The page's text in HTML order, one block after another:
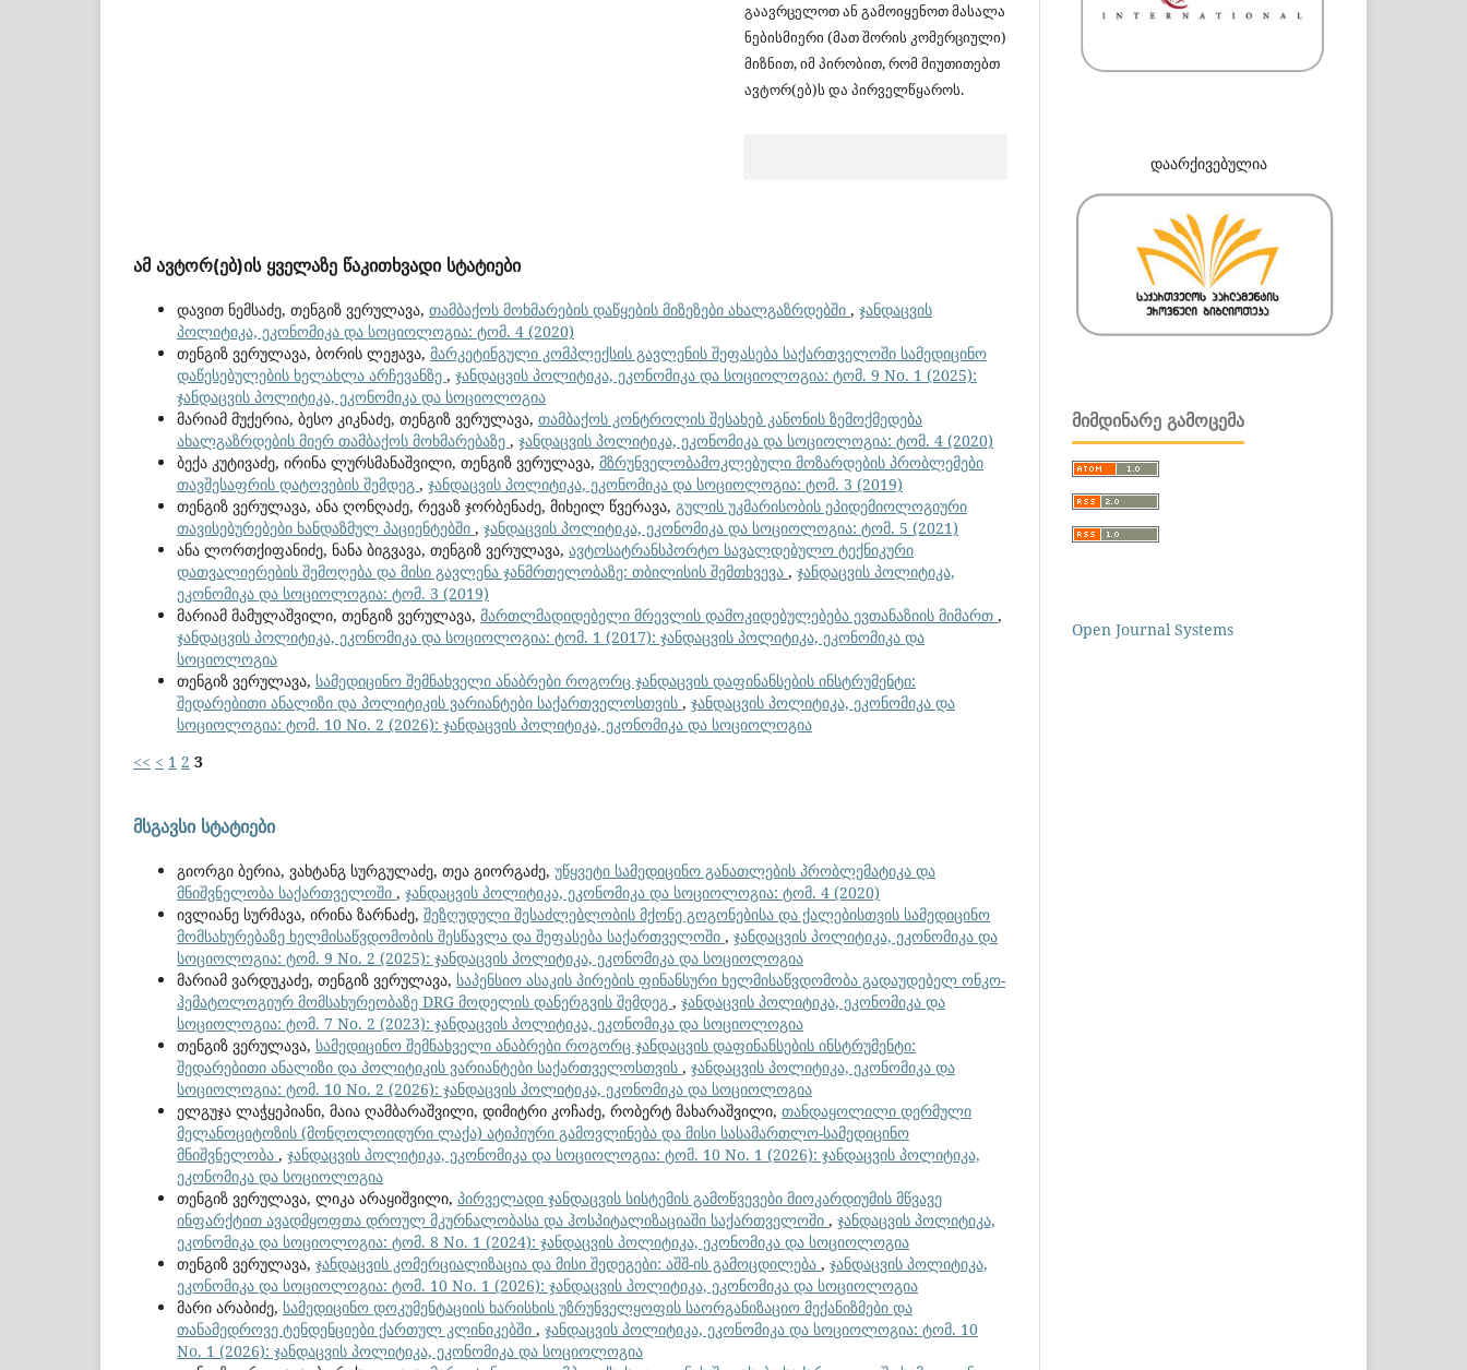
გაავრცელოთ ან გამოიყენოთ მასალა
ნებისმიერი (მათ შორის კომერციული)
მიზნით, იმ პირობით, რომ მიუთითებთ
ავტორ(ებ)ს და პირველწყაროს.
ამ ავტორ(ებ)ის ყველაზე წაკითხვადი სტატიები
დავით ნემსაძე, თენგიზ ვერულავა, თამბაქოს მოხმარების დაწყების მიზეზები ახალგაზრდებში , ჯანდაცვის
პოლიტიკა, ეკონომიკა და სოციოლოგია: ტომ. 4 (2020)
თენგიზ ვერულავა, ბორის ლეჟავა, მარკეტინგული კომპლექსის გავლენის შეფასება საქართველოში სამედიცინო
დაწესებულების ხელახლა არჩევანზე , ჯანდაცვის პოლიტიკა, ეკონომიკა და სოციოლოგია: ტომ. 9 No. 1 (2025):
ჯანდაცვის პოლიტიკა, ეკონომიკა და სოციოლოგია
მარიამ მუქერია, ბესო კიკნაძე, თენგიზ ვერულავა, თამბაქოს კონტროლის შესახებ კანონის ზემოქმედება
ახალგაზრდების მიერ თამბაქოს მოხმარებაზე , ჯანდაცვის პოლიტიკა, ეკონომიკა და სოციოლოგია: ტომ. 4 (2020)
ბექა კუტივაძე, ირინა ლურსმანაშვილი, თენგიზ ვერულავა, მზრუნველობამოკლებული მოზარდების პრობლემები
თავშესაფრის დატოვების შემდეგ , ჯანდაცვის პოლიტიკა, ეკონომიკა და სოციოლოგია: ტომ. 3 (2019)
თენგიზ ვერულავა, ანა ღონღაძე, რევაზ ჯორბენაძე, მიხეილ წვერავა, გულის უკმარისობის ეპიდემიოლოგიური
თავისებურებები ხანდაზმულ პაციენტებში , ჯანდაცვის პოლიტიკა, ეკონომიკა და სოციოლოგია: ტომ. 5 (2021)
ანა ლორთქიფანიძე, ნანა ბიგვავა, თენგიზ ვერულავა, ავტოსატრანსპორტო სავალდებულო ტექნიკური
დათვალიერების შემოღება და მისი გავლენა ჯანმრთელობაზე: თბილისის შემთხვევა , ჯანდაცვის პოლიტიკა,
ეკონომიკა და სოციოლოგია: ტომ. 3 (2019)
მარიამ მამულაშვილი, თენგიზ ვერულავა, მართლმადიდებელი მრევლის დამოკიდებულებება ევთანაზიის მიმართ ,
ჯანდაცვის პოლიტიკა, ეკონომიკა და სოციოლოგია: ტომ. 1 (2017): ჯანდაცვის პოლიტიკა, ეკონომიკა და
სოციოლოგია
თენგიზ ვერულავა, სამედიცინო შემნახველი ანაბრები როგორც ჯანდაცვის დაფინანსების ინსტრუმენტი:
შედარებითი ანალიზი და პოლიტიკის ვარიანტები საქართველოსთვის , ჯანდაცვის პოლიტიკა, ეკონომიკა და
სოციოლოგია: ტომ. 10 No. 2 (2026): ჯანდაცვის პოლიტიკა, ეკონომიკა და სოციოლოგია
<< < 1 2 3
მსგავსი სტატიები
გიორგი ბერია, ვახტანგ სურგულაძე, თეა გიორგაძე, უწყვეტი სამედიცინო განათლების პრობლემატიკა და
მნიშვნელობა საქართველოში , ჯანდაცვის პოლიტიკა, ეკონომიკა და სოციოლოგია: ტომ. 4 (2020)
ივლიანე სურმავა, ირინა ზარნაძე, შეზღუდული შესაძლებლობის მქონე გოგონებისა და ქალებისთვის სამედიცინო
მომსახურებაზე ხელმისაწვდომობის შესწავლა და შეფასება საქართველოში , ჯანდაცვის პოლიტიკა, ეკონომიკა და
სოციოლოგია: ტომ. 9 No. 2 (2025): ჯანდაცვის პოლიტიკა, ეკონომიკა და სოციოლოგია
მარიამ ვარდუკაძე, თენგიზ ვერულავა, საპენსიო ასაკის პირების ფინანსური ხელმისაწვდომობა გადაუდებელ ონკო-
ჰემატოლოგიურ მომსახურეობაზე DRG მოდელის დანერგვის შემდეგ , ჯანდაცვის პოლიტიკა, ეკონომიკა და
სოციოლოგია: ტომ. 7 No. 2 (2023): ჯანდაცვის პოლიტიკა, ეკონომიკა და სოციოლოგია
თენგიზ ვერულავა, სამედიცინო შემნახველი ანაბრები როგორც ჯანდაცვის დაფინანსების ინსტრუმენტი:
შედარებითი ანალიზი და პოლიტიკის ვარიანტები საქართველოსთვის , ჯანდაცვის პოლიტიკა, ეკონომიკა და
სოციოლოგია: ტომ. 10 No. 2 (2026): ჯანდაცვის პოლიტიკა, ეკონომიკა და სოციოლოგია
ელგუჯა ლაჭყეპიანი, მაია ღამბარაშვილი, დიმიტრი კოჩაძე, რობერტ მახარაშვილი, თანდაყოლილი დერმული
მელანოციტოზის (მონღოლოიდური ლაქა) ატიპიური გამოვლინება და მისი სასამართლო-სამედიცინო
მნიშვნელობა , ჯანდაცვის პოლიტიკა, ეკონომიკა და სოციოლოგია: ტომ. 10 No. 1 (2026): ჯანდაცვის პოლიტიკა,
ეკონომიკა და სოციოლოგია
თენგიზ ვერულავა, ლიკა არაყიშვილი, პირველადი ჯანდაცვის სისტემის გამოწვევები მიოკარდიუმის მწვავე
ინფარქტით ავადმყოფთა დროულ მკურნალობასა და ჰოსპიტალიზაციაში საქართველოში , ჯანდაცვის პოლიტიკა,
ეკონომიკა და სოციოლოგია: ტომ. 8 No. 1 (2024): ჯანდაცვის პოლიტიკა, ეკონომიკა და სოციოლოგია
თენგიზ ვერულავა, ჯანდაცვის კომერციალიზაცია და მისი შედეგები: აშშ-ის გამოცდილება , ჯანდაცვის პოლიტიკა,
ეკონომიკა და სოციოლოგია: ტომ. 10 No. 1 (2026): ჯანდაცვის პოლიტიკა, ეკონომიკა და სოციოლოგია
მარი არაბიძე, სამედიცინო დოკუმენტაციის ხარისხის უზრუნველყოფის საორგანიზაციო მექანიზმები და
თანამედროვე ტენდენციები ქართულ კლინიკებში , ჯანდაცვის პოლიტიკა, ეკონომიკა და სოციოლოგია: ტომ. 10
No. 1 (2026): ჯანდაცვის პოლიტიკა, ეკონომიკა და სოციოლოგია
დაარქივებულია
ᲛᲘᲛᲓᲘᲜᲐᲠᲔ ᲒᲐᲛᲝᲪᲔᲛᲐ
Open Journal Systems